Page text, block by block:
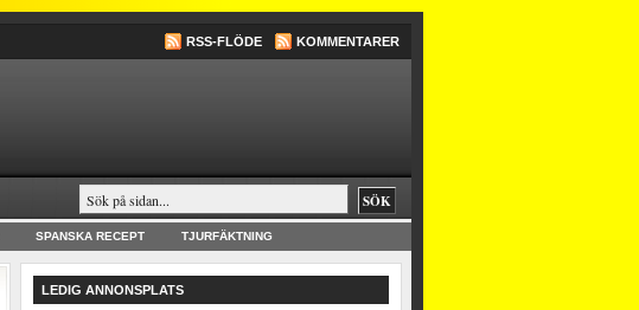
RSS-FLÖDE KOMMENTARER
SPANSKA RECEPT TJURFÄKTNING
LEDIG ANNONSPLATS